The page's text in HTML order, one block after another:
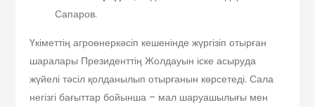
Сапаров.
Үкіметтің агроөнеркәсіп кешенінде жүргізіп отырған
шаралары Президенттің Жолдауын іске асыруда
жүйелі тәсіл қолданылып отырғанын көрсетеді. Сала
негізгі бағыттар бойынша – мал шаруашылығы мен